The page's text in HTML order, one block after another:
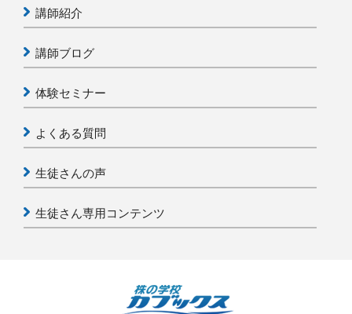
講師紹介
講師ブログ
体験セミナー
よくある質問
生徒さんの声
生徒さん専用コンテンツ